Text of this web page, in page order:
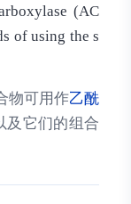
(AC
of using the s
物可用作乙酰
及它们的组合